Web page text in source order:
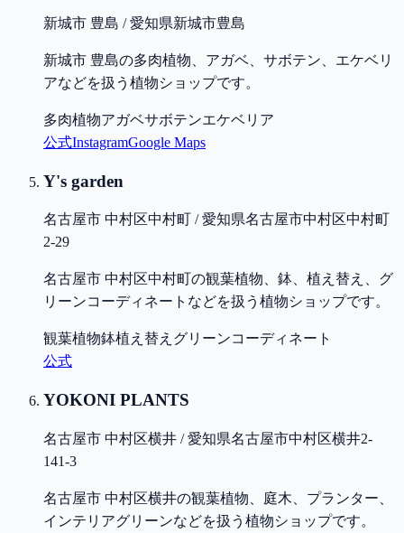
新城市 豊島 / 愛知県新城市豊島
新城市 豊島の多肉植物、アガベ、サボテン、エケベリ
アなどを扱う植物ショップです。
多肉植物アガベサボテンエケベリア
公式InstagramGoogle Maps
Y's garden
名古屋市 中村区中村町 / 愛知県名古屋市中村区中村町
2-29
名古屋市 中村区中村町の観葉植物、鉢、植え替え、グ
リーンコーディネートなどを扱う植物ショップです。
観葉植物鉢植え替え グリーンコーディネート
公式
YOKONI PLANTS
名古屋市 中村区横井 / 愛知県名古屋市中村区横井2-
141-3
名古屋市 中村区横井の観葉植物、庭木、プランター、
インテリアグリーンなどを扱う植物ショップです。